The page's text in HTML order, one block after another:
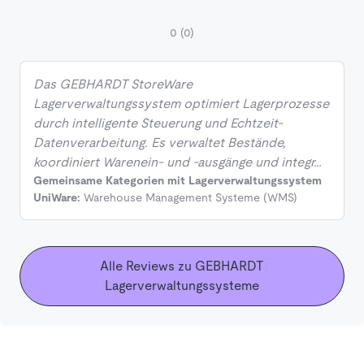
0 (0)
Das GEBHARDT StoreWare
Lagerverwaltungssystem optimiert Lagerprozesse
durch intelligente Steuerung und Echtzeit-
Datenverarbeitung. Es verwaltet Bestände,
koordiniert Warenein- und -ausgänge und integr…
Gemeinsame Kategorien mit Lagerverwaltungssystem
UniWare: Warehouse Management Systeme (WMS)
Alle Reviews zu GEBHARDT
Lagerverwaltungssysteme